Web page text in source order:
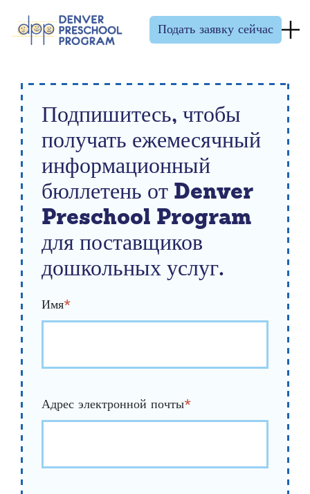
Подать заявку сейчас
Подпишитесь, чтобы
получать ежемесячный
информационный
бюллетень от Denver
Preschool Program
для поставщиков
дошкольных услуг.
Имя*
Адрес электронной почты*